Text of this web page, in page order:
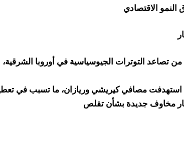
تصاعد التوترات الجيوسياسية في أوروبا الشرقية،
مصافي كيريشي وريازان، ما تسبب في
مخاوف جديدة بشأن تقلص